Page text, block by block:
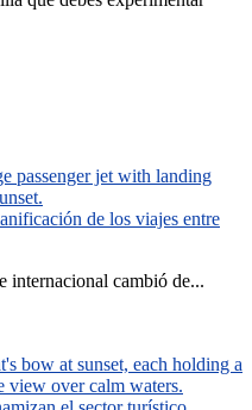
de los viajes entre
internacional cambió de...